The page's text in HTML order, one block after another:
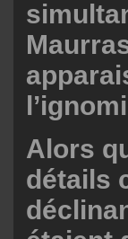
Alors
détails